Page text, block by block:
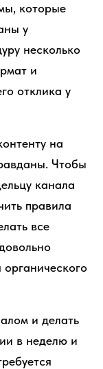
которые
у
несколько
и
отклика у
на
Чтобы
канала
правила
все
и делать
в неделю и